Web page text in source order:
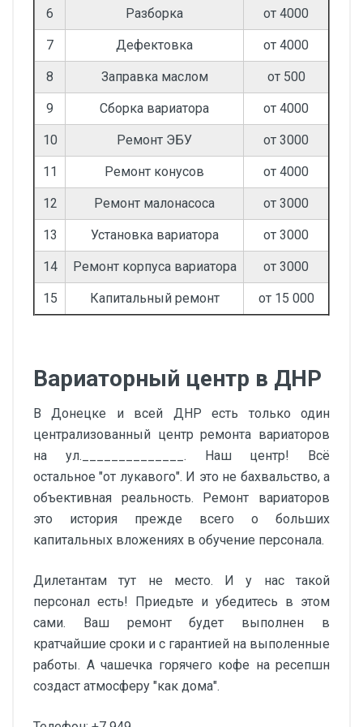
6 Разборка от 4000
7 Дефектовка от 4000
8 Заправка маслом от 500
9 Сборка вариатора от 4000
10 Ремонт ЭБУ от 3000
11 Ремонт конусов от 4000
12 Ремонт малонасоса от 3000
13 Установка вариатора от 3000
14 Ремонт корпуса вариатора от 3000
15 Капитальный ремонт от 15 000
Вариаторный центр в ДНР
В Донецке и всей ДНР есть только один
централизованный центр ремонта вариаторов
на ул.______________. Наш центр! Всё
остальное "от лукавого". И это не бахвальство, а
объективная реальность. Ремонт вариаторов
это история прежде всего о больших
капитальных вложениях в обучение персонала.
Дилетантам тут не место. И у нас такой
персонал есть! Приедьте и убедитесь в этом
сами. Ваш ремонт будет выполнен в
кратчайшие сроки и с гарантией на выполенные
работы. А чашечка горячего кофе на ресепшн
создаст атмосферу "как дома".